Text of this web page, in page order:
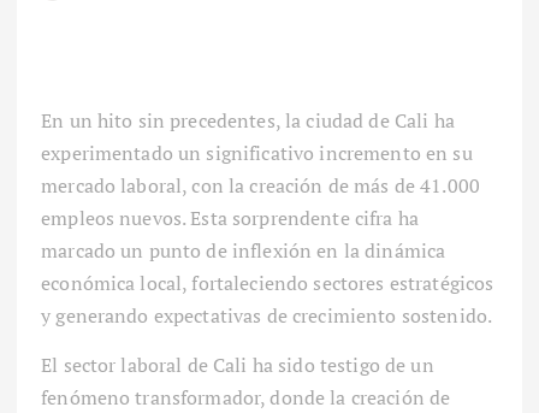
En un hito sin precedentes, la ciudad de Cali ha
experimentado un significativo incremento en su
mercado laboral, con la creación de más de 41.000
empleos nuevos. Esta sorprendente cifra ha
marcado un punto de inflexión en la dinámica
económica local, fortaleciendo sectores estratégicos
y generando expectativas de crecimiento sostenido.
El sector laboral de Cali ha sido testigo de un
fenómeno transformador, donde la creación de